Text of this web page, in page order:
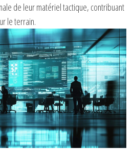
de leur matériel tactique, contribuant
le terrain.